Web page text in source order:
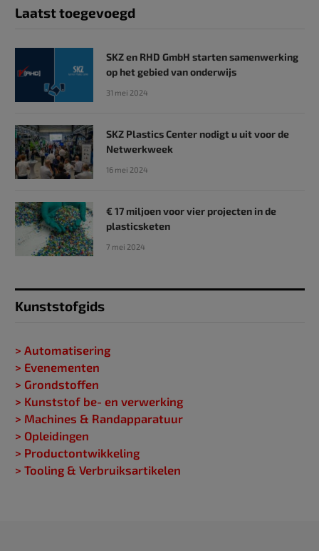
Laatst toegevoegd
SKZ en RHD GmbH starten samenwerking
op het gebied van onderwijs
31 mei 2024
SKZ Plastics Center nodigt u uit voor de
Netwerkweek
16 mei 2024
€ 17 miljoen voor vier projecten in de
plasticsketen
7 mei 2024
Kunststofgids
> Automatisering
> Evenementen
> Grondstoffen
> Kunststof be- en verwerking
> Machines & Randapparatuur
> Opleidingen
> Productontwikkeling
> Tooling & Verbruiksartikelen